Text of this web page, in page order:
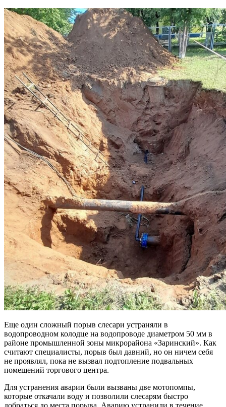
Еще один сложный порыв слесари устраняли в
водопроводном колодце на водопроводе диаметром 50 мм в
районе промышленной зоны микрорайона «Заринский». Как
считают специалисты, порыв был давний, но он ничем себя
не проявлял, пока не вызвал подтопление подвальных
помещений торгового центра.
Для устранения аварии были вызваны две мотопомпы,
которые откачали воду и позволили слесарям быстро
добраться до места порыва. Аварию устранили в течение